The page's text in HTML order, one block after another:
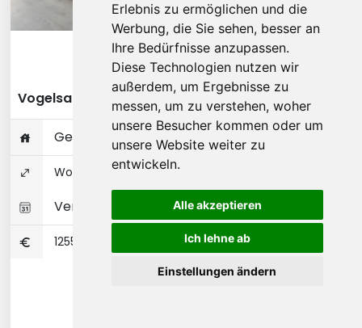
Erlebnis zu ermöglichen und die
Werbung, die Sie sehen, besser an
Ihre Bedürfnisse anzupassen.
Diese Technologien nutzen wir
außerdem, um Ergebnisse zu
messen, um zu verstehen, woher
unsere Besucher kommen oder um
unsere Website weiter zu
entwickeln.
Alle akzeptieren
Ich lehne ab
Einstellungen ändern
Diese Wohnung ansehen
Vogelsanger Weg - Düsseldorf
Gesamte Wohnung
Wohnungseigentum 27 ㎡
Verfügbar 26-07-2026
1255